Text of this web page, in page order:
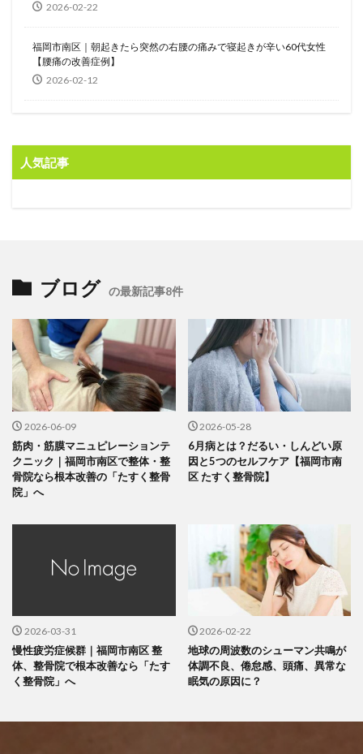
2026-02-22
福岡市南区｜朝起きたら突然の右腰の痛みで寝起きが辛い60代女性
【腰痛の改善症例】
2026-02-12
人気記事
ブログ の最新記事8件
2026-06-09
筋肉・筋膜マニュピレーションテ
クニック｜福岡市南区で整体・整
骨院なら根本改善の「たすく整骨
院」へ
2026-05-28
6月病とは？だるい・しんどい原
因と5つのセルフケア【福岡市南
区 たすく整骨院】
2026-03-31
慢性疲労症候群｜福岡市南区 整
体、整骨院で根本改善なら「たす
く整骨院」へ
2026-02-22
地球の周波数のシューマン共鳴が
体調不良、倦怠感、頭痛、異常な
眠気の原因に？